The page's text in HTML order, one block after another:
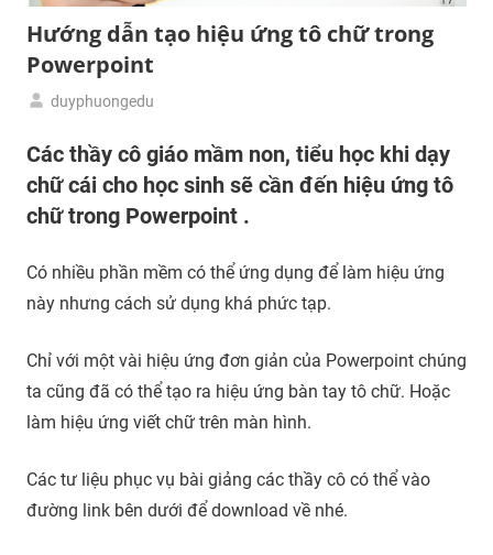
Hướng dẫn tạo hiệu ứng tô chữ trong
Powerpoint
duyphuongedu
kế
bài
điện
Word
cho
giáo
viên
Các thầy cô giáo mầm non, tiểu học khi dạy
chữ cái cho học sinh sẽ cần đến hiệu ứng tô
chữ trong Powerpoint .
Có nhiều phần mềm có thể ứng dụng để làm hiệu ứng
này nhưng cách sử dụng khá phức tạp.
Chỉ với một vài hiệu ứng đơn giản của Powerpoint chúng
ta cũng đã có thể tạo ra hiệu ứng bàn tay tô chữ. Hoặc
làm hiệu ứng viết chữ trên màn hình.
Các tư liệu phục vụ bài giảng các thầy cô có thể vào
đường link bên dưới để download về nhé.